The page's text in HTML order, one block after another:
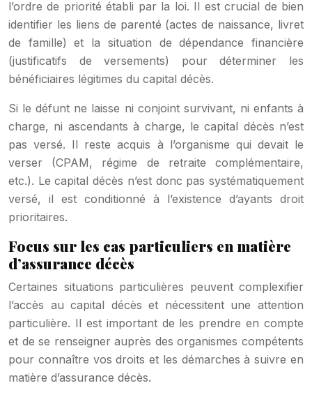
l’ordre de priorité établi par la loi. Il est crucial de bien
identifier les liens de parenté (actes de naissance, livret
de famille) et la situation de dépendance financière
(justificatifs de versements) pour déterminer les
bénéficiaires légitimes du capital décès.
Si le défunt ne laisse ni conjoint survivant, ni enfants à
charge, ni ascendants à charge, le capital décès n’est
pas versé. Il reste acquis à l’organisme qui devait le
verser (CPAM, régime de retraite complémentaire,
etc.). Le capital décès n’est donc pas systématiquement
versé, il est conditionné à l’existence d’ayants droit
prioritaires.
Focus sur les cas particuliers en matière
d’assurance décès
Certaines situations particulières peuvent complexifier
l’accès au capital décès et nécessitent une attention
particulière. Il est important de les prendre en compte
et de se renseigner auprès des organismes compétents
pour connaître vos droits et les démarches à suivre en
matière d’assurance décès.